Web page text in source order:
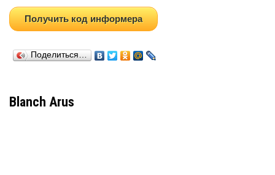
Получить код информера
Поделиться…
Blanch Arus